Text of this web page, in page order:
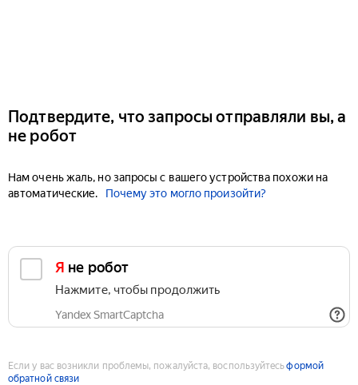
Подтвердите, что запросы отправляли вы, а
не робот
Нам очень жаль, но запросы с вашего устройства похожи на
автоматические.
Почему это могло произойти?
Я не робот
Нажмите, чтобы продолжить
Yandex SmartCaptcha
Если у вас возникли проблемы, пожалуйста, воспользуйтесьформой
обратной связи